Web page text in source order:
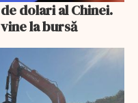
dolari al Chinei.
la bursă